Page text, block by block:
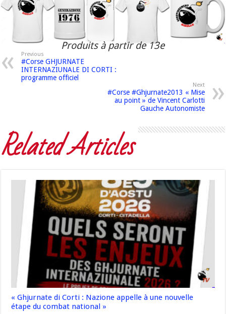
Produits à partir de 13e
Previous
#Corse GHJURNATE
INTERNAZIUNALE DI CORTI :
programme officiel
Next
#Corse #Ghjurnate2013 « Mise
au point » de Vincent Carlotti
Gauche Autonomiste
Related Articles
« Ghjurnate di Corti : Nazione appelle à une nouvelle
étape du combat national »